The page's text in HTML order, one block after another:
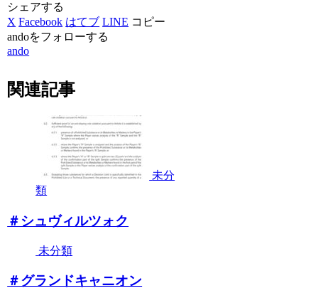
シェアする
X Facebook はてブ LINE コピー
andoをフォローする
ando
関連記事
未分
類
＃シュヴィルツォク
未分類
＃グランドキャニオン